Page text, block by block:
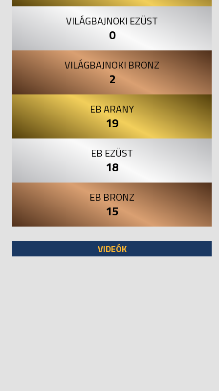
VILÁGBAJNOKI EZÜST
0
VILÁGBAJNOKI BRONZ
2
EB ARANY
19
EB EZÜST
18
EB BRONZ
15
VIDEÓK